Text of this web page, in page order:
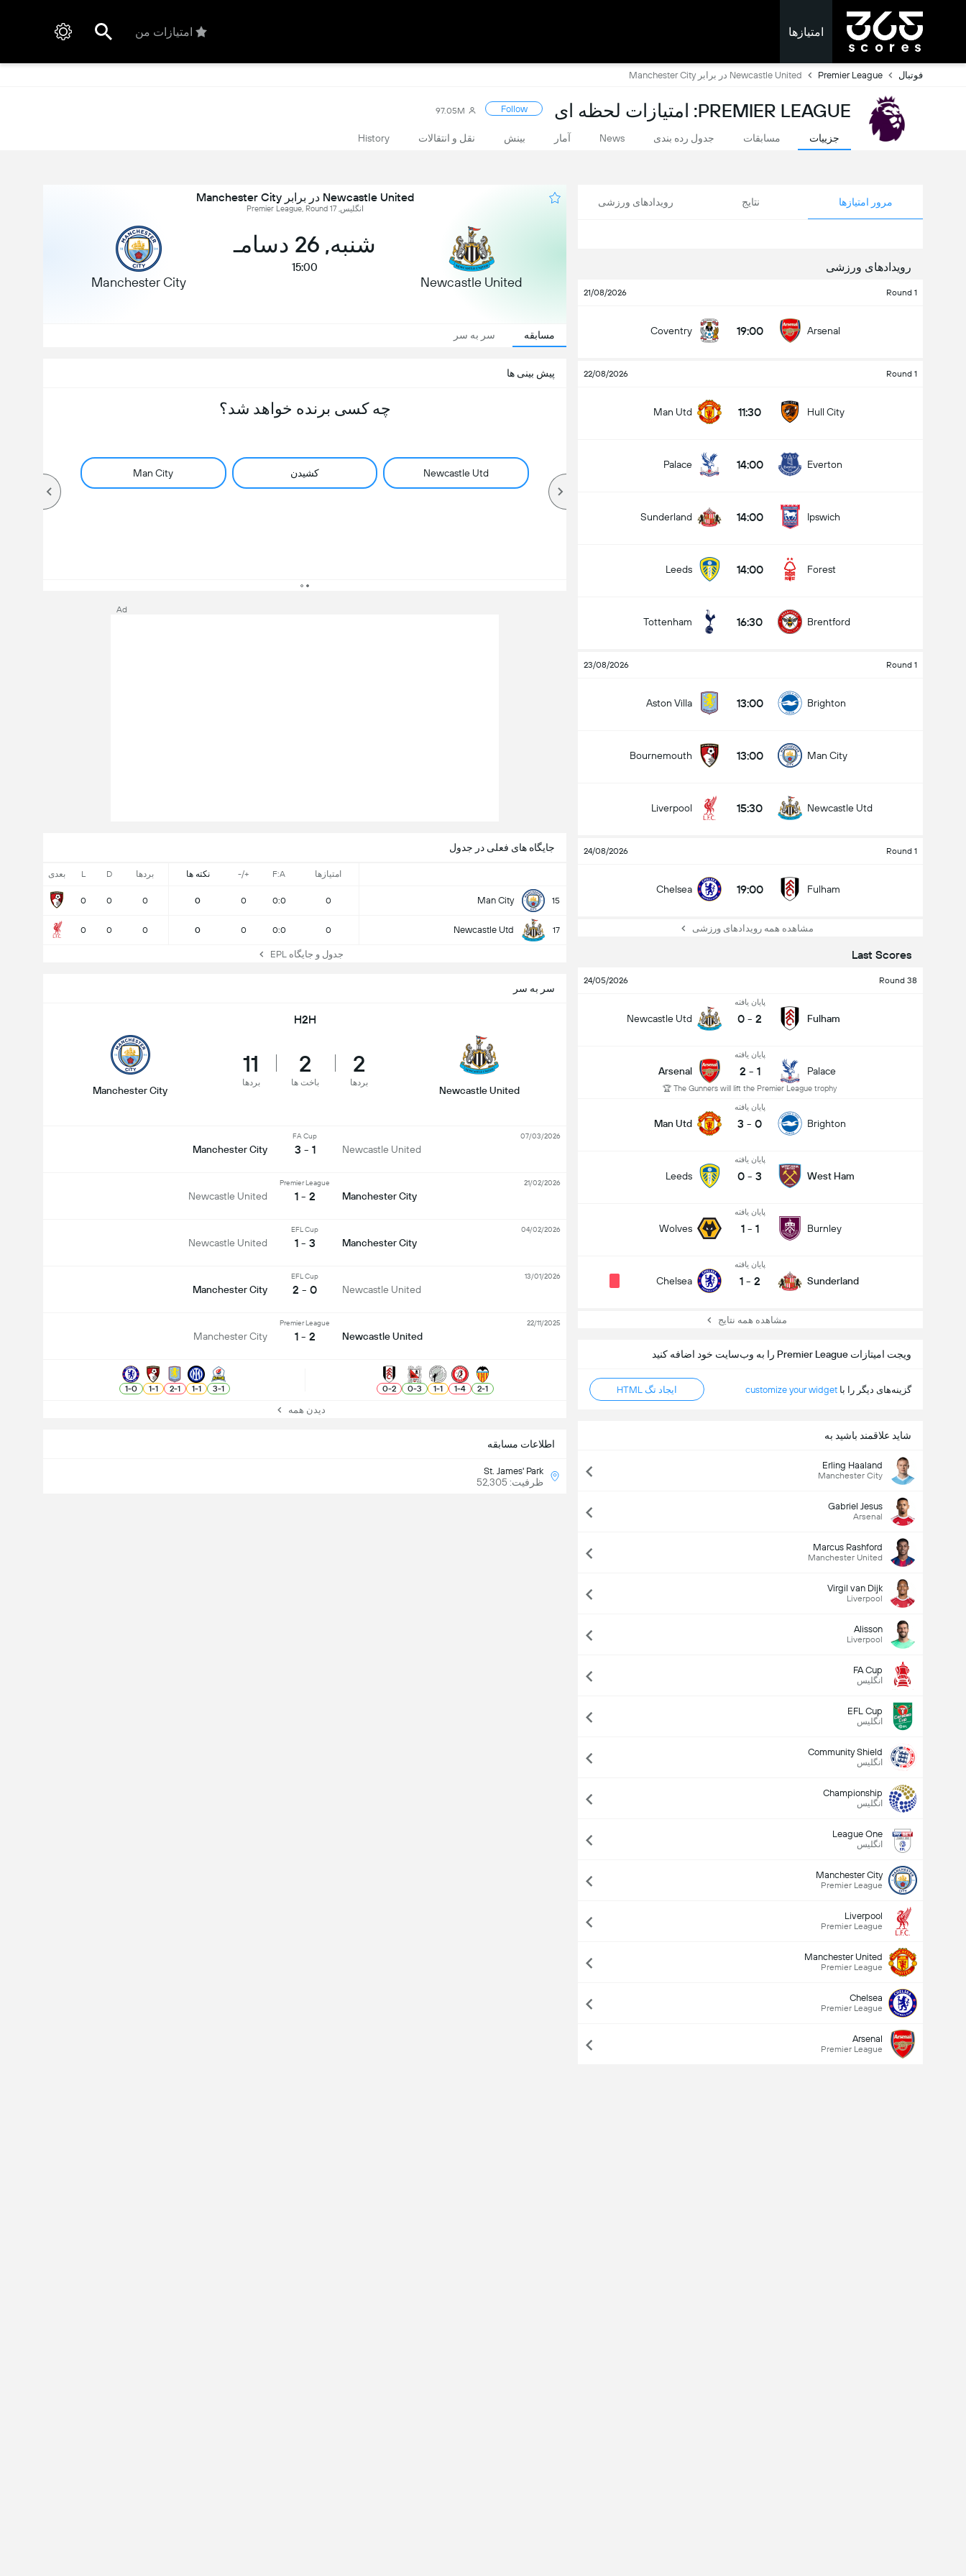
امتیازها امتیازات من
فوتبال Premier League Newcastle United در برابر Manchester City
PREMIER LEAGUE: امتیازات لحظه ای Follow
97.05M
جزییات مسابقات جدول رده بندی News آمار بینش نقل و انتقالات History
مرور امتیازها نتایج رویدادهای ورزشی
رویدادهای ورزشی
Round 1
21/08/2026
Arsenal
19:00
Coventry
Round 1
22/08/2026
Hull City
11:30
Man Utd
Everton
14:00
Palace
Ipswich
14:00
Sunderland
Forest
14:00
Leeds
Brentford
16:30
Tottenham
Round 1
23/08/2026
Brighton
13:00
Aston Villa
Man City
13:00
Bournemouth
Newcastle Utd
15:30
Liverpool
Round 1
24/08/2026
Fulham
19:00
Chelsea
مشاهده همه رویدادهای ورزشی
Last Scores
Round 38
24/05/2026
Fulham
پایان یافته
2
-
0
Newcastle Utd
Palace
پایان یافته
1
-
2
The Gunners will lift the Premier League trophy 🏆
Arsenal
Brighton
پایان یافته
0
-
3
Man Utd
West Ham
پایان یافته
3
-
0
Leeds
Burnley
پایان یافته
1
-
1
Wolves
Sunderland
پایان یافته
2
-
1
Chelsea
مشاهده همه نتایج
ویجت امیتازات Premier League را به وب‌سایت خود اضافه کنید
گزینه‌های دیگر را با customize your widget ایجاد تگ HTML
شاید علاقمند باشید به
Erling Haaland
Manchester City
Gabriel Jesus
Arsenal
Marcus Rashford
Manchester United
Virgil van Dijk
Liverpool
Alisson
Liverpool
FA Cup
انگلیس
EFL Cup
انگلیس
Community Shield
انگلیس
Championship
انگلیس
League One
انگلیس
Manchester City
Premier League
Liverpool
Premier League
Manchester United
Premier League
Chelsea
Premier League
Arsenal
Premier League
Newcastle United در برابر Manchester City
انگلیس, Premier League, Round 17
Newcastle United
شنبه, 26 دسامـ
15:00
Manchester City
مسابقه سر به سر
پیش بینی ها
چه کسی برنده خواهد شد؟
Newcastle Utd کشیدن Man City
کل گل های بازی (2.5)
جایگاه های فعلی در جدول
امتیازها F:A
+/- نکته ها بردها D
L بعدی
15
Man City
0
0:0
0
0
0
0
0
17
Newcastle Utd
0
0:0
0
0
0
0
0
جدول و جایگاه EPL
اطلاعات مسابقه
St. James' Park
ظرفیت: 52,305
سر به سر
H2H
Newcastle United
2
بردها
2
باخت ها
11
بردها
Manchester City
Newcastle United
FA Cup
1 - 3
Manchester City
07/03/2026
Manchester City
Premier League
2 - 1
Newcastle United
21/02/2026
Manchester City
EFL Cup
3 - 1
Newcastle United
04/02/2026
Newcastle United
EFL Cup
0 - 2
Manchester City
13/01/2026
Newcastle United
Premier League
2 - 1
Manchester City
22/11/2025
1
-
2
4
-
1
1
-
1
3
-
0
2
-
0
1
-
3
1
-
1
1
-
2
1
-
1
0
-
1
دیدن همه
Ad